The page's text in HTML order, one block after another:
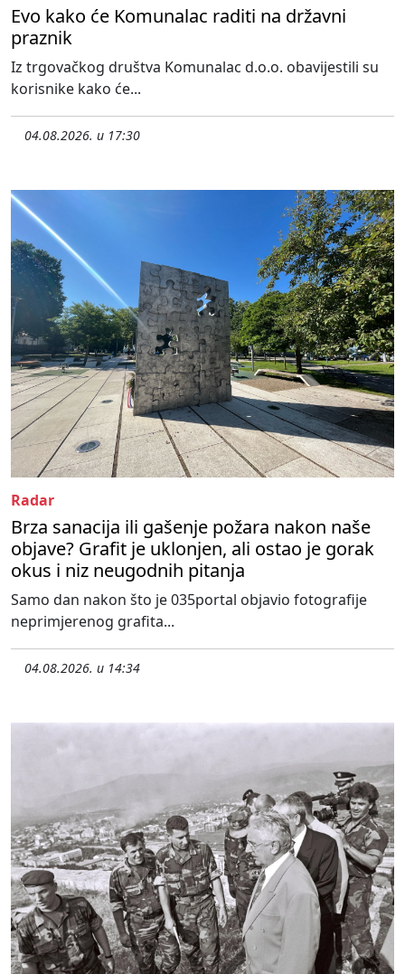
Evo kako će Komunalac raditi na državni
praznik
Iz trgovačkog društva Komunalac d.o.o. obavijestili su
korisnike kako će...
04.08.2026. u 17:30
Radar
Brza sanacija ili gašenje požara nakon naše
objave? Grafit je uklonjen, ali ostao je gorak
okus i niz neugodnih pitanja
Samo dan nakon što je 035portal objavio fotografije
neprimjerenog grafita...
04.08.2026. u 14:34